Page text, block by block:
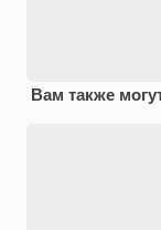
Вам также